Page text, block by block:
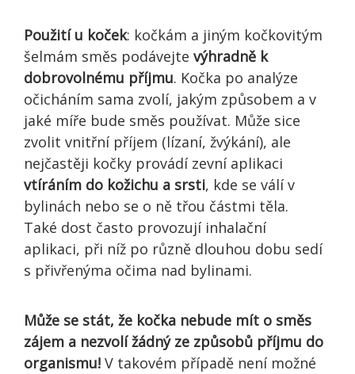
Použití u koček: kočkám a jiným kočkovitým
šelmám směs podávejte výhradně k
dobrovolnému příjmu. Kočka po analýze
očicháním sama zvolí, jakým způsobem a v
jaké míře bude směs používat. Může sice
zvolit vnitřní příjem (lízaní, žvýkání), ale
nejčastěji kočky provádí zevní aplikaci
vtíráním do kožichu a srsti, kde se válí v
bylinách nebo se o ně třou částmi těla.
Také dost často provozují inhalační
aplikaci, při níž po různě dlouhou dobu sedí
s přivřenýma očima nad bylinami.
Může se stát, že kočka nebude mít o směs
zájem a nezvolí žádný ze způsobů příjmu do
organismu! V takovém případě není možné